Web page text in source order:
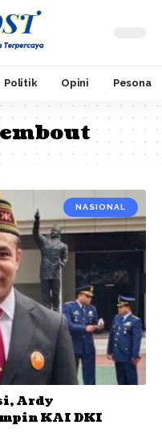
Politik Opini Pesona
NASIONAL
Ardy
KAI DKI